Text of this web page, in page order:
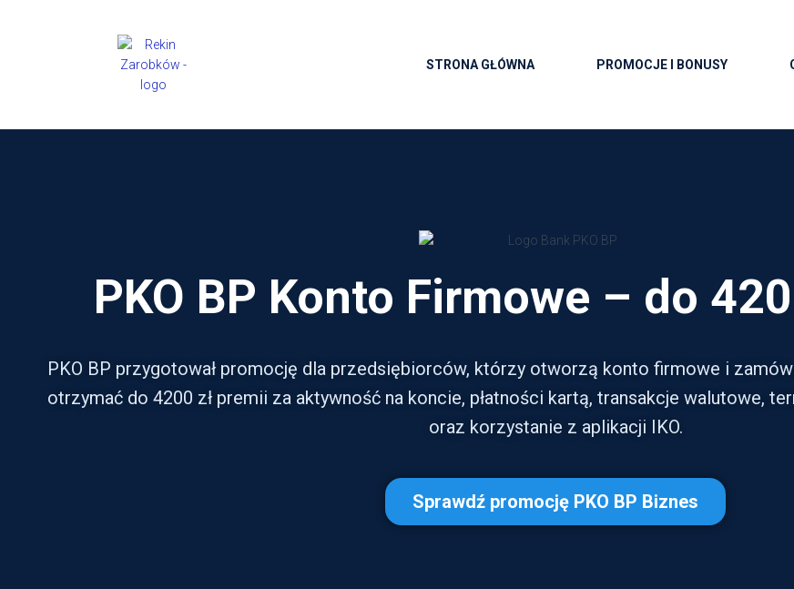
STRONA GŁÓWNA PROMOCJE I BONUSY
PKO BP Konto Firmowe – do
PKO BP przygotował promocję dla przedsiębiorców, którzy otworzą konto firmowe i
otrzymać do 4200 zł premii za aktywność na koncie, płatności kartą, transakcje walutowe,
oraz korzystanie z aplikacji IKO.
Sprawdź promocję PKO BP Biznes